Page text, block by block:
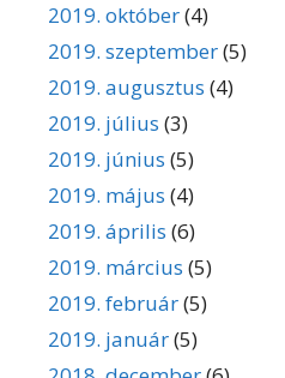
2019. október(4)
2019. szeptember(5)
2019. augusztus (4)
2019. július (3)
2019. június (5)
2019. május (4)
2019. április (6)
2019. március (5)
2019. február(5)
2019. január(5)